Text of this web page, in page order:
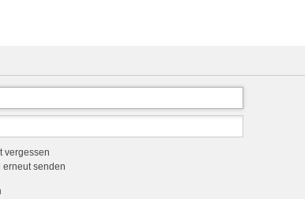
vergessen
erneut senden